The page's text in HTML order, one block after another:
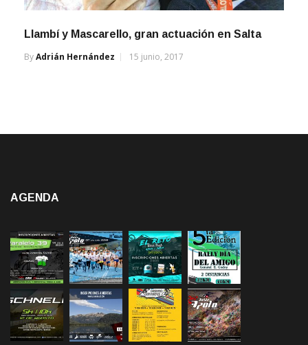
Llambí y Mascarello, gran actuación en Salta
ByAdrián Hernández 15 junio, 2017
AGENDA